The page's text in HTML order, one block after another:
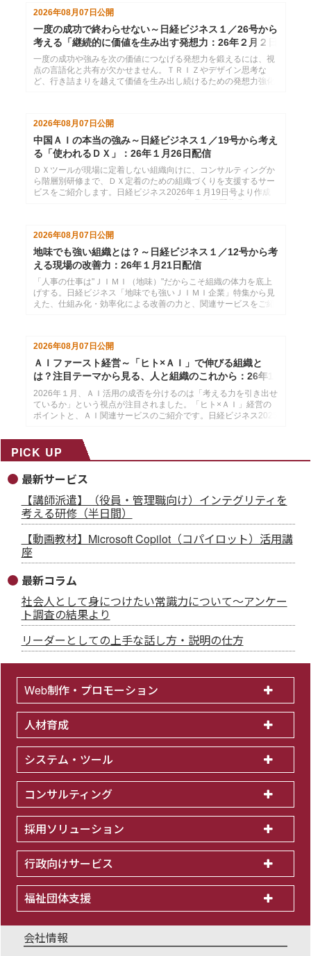
2026年08月07日公開
一度の成功で終わらせない～日経ビジネス１／26号から
考える「継続的に価値を生み出す発想力：26年２月２日
配信
一度の成功や強みを次の価値につなげる発想力を鍛えるには、視
点の言語化と共有が欠かせません。ＴＲＩＺやデザイン思考な
ど、行き詰まりを越えて価値を生み出し続けるための発想力強化
2026年08月07日 公開
中国ＡＩの本当の強み～日経ビジネス１／19号から考え
る「使われるＤＸ」：26年１月26日配信
ＤＸツールが現場に定着しない組織向けに、コンサルティングか
ら階層別研修まで、ＤＸ定着のための組織づくりを支援するサー
ビスをご紹介します。日経ビジネス2026年１月19日号より作成
2026年08月07日公開
地味でも強い組織とは？～日経ビジネス１／12号から考
える現場の改善力：26年１月21日配信
「人事の仕事は"ＪＩＭＩ（地味）"だからこそ組織の体力を底上
げする。日経ビジネス「地味でも強いＪＩＭＩ企業」特集から見
えた、仕組み化・効率化による改善の力と、関連サービスをご紹
2026年08月07日 公開
ＡＩファースト経営～「ヒト×ＡＩ」で伸びる組織と
は？注目テーマから見る、人と組織のこれから：26年1
月14日配信
2026年１月、ＡＩ活用の成否を分けるのは「考える力を引き出せ
ているか」という視点が注目されました。「ヒト×ＡＩ」経営の
ポイントと、ＡＩ関連サービスのご紹介です。日経ビジネス2025
ールマガジン26年１月14配信分です。
PICK UP
最新サービス
【講師派遣】（役員・管理職向け）インテグリティを
考える研修（半日間）
【動画教材】Microsoft Copilot（コパイロット）活用講
座
最新コラム
社会人として身につけたい常識力について～アンケー
ト調査の結果より
リーダーとしての上手な話し方・説明の仕方
Web制作・プロモーション
人材育成
システム・ツール
コンサルティング
採用ソリューション
行政向けサービス
福祉団体支援
会社情報